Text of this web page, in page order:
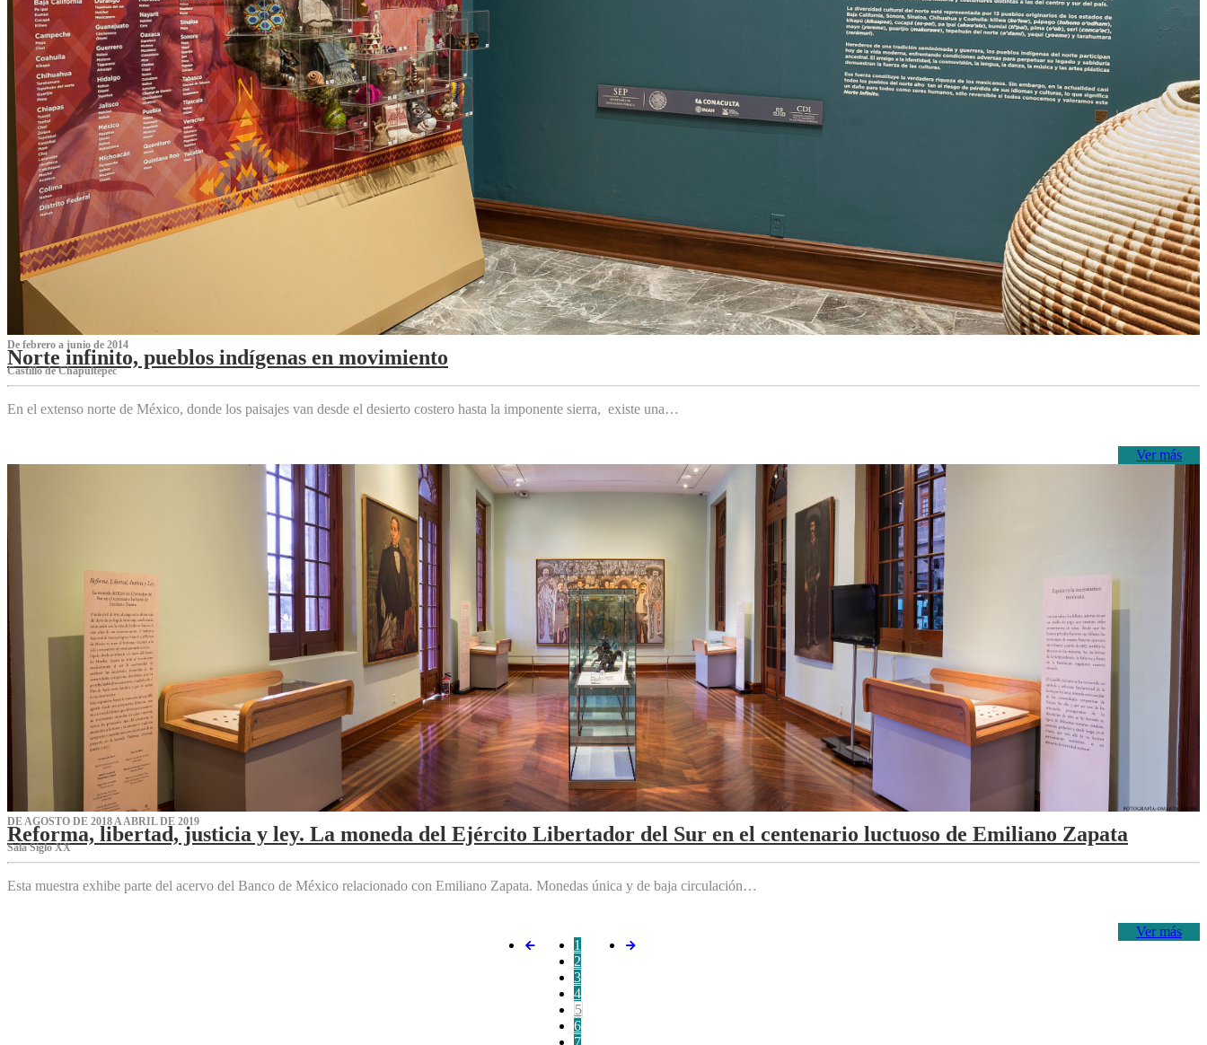
De febrero a junio de 2014
Norte infinito, pueblos indígenas en movimiento
Castillo de Chapultepec
En el extenso norte de México, donde los paisajes van desde el desierto costero hasta la imponente sierra, existe una…
Ver más
DE AGOSTO DE 2018 A ABRIL DE 2019
Reforma, libertad, justicia y ley. La moneda del Ejército Libertador del Sur en el centenario luctuoso de Emiliano Zapata
Sala Siglo XX
Esta muestra exhibe parte del acervo del Banco de México relacionado con Emiliano Zapata. Monedas única y de baja circulación…
Ver más
1
2
3
4
5
6
7